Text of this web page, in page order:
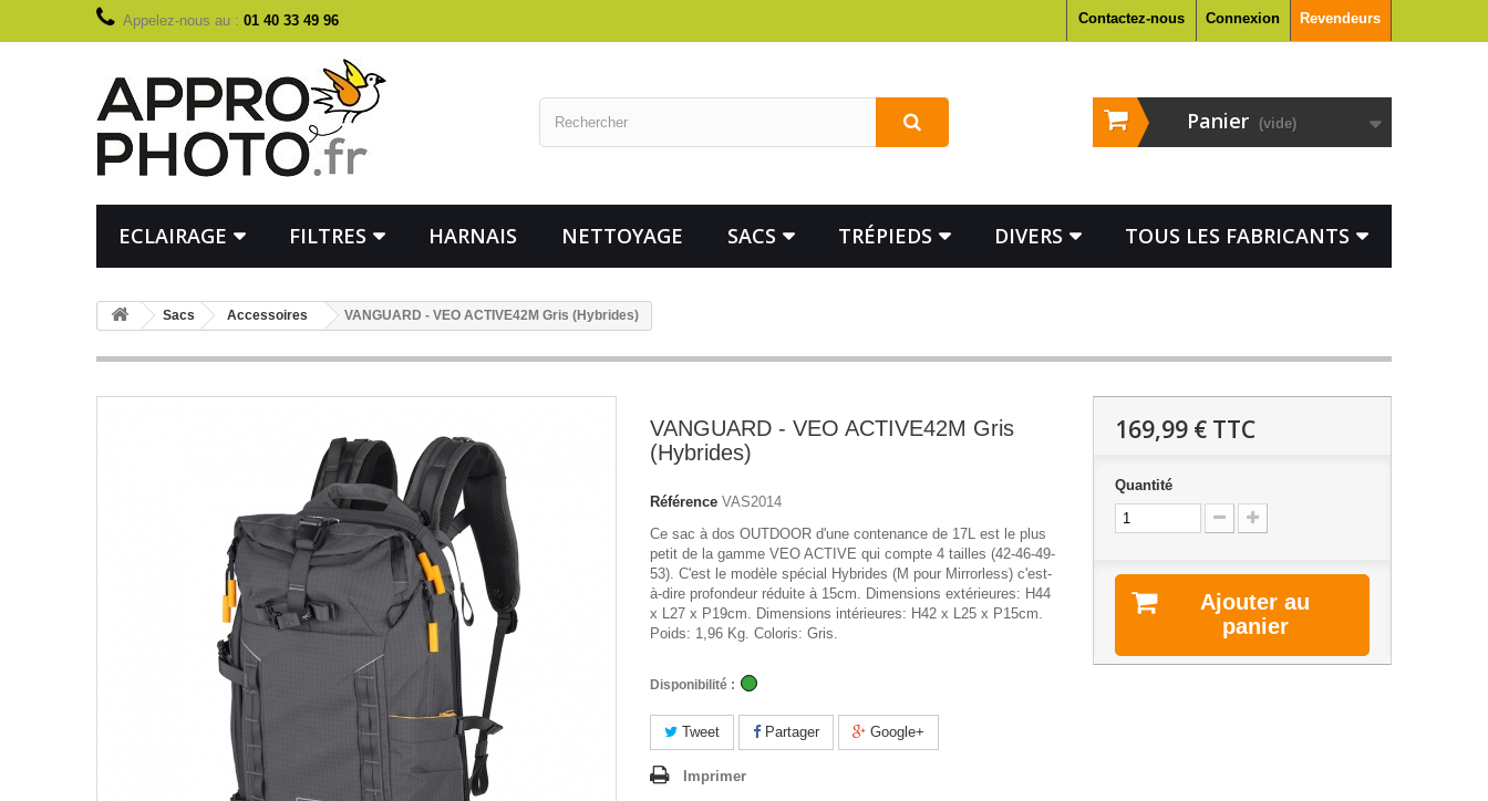
Connexion Revendeurs
Contactez-nous
Appelez-nous au : 01 40 33 49 96
Panier (vide)
ECLAIRAGE FILTRES HARNAIS NETTOYAGE SACS TRÉPIEDS DIVERS TOUS LES FABRICANTS
Sacs Accessoires VANGUARD - VEO ACTIVE42M Gris (Hybrides)
VANGUARD - VEO ACTIVE42M Gris
(Hybrides)
Référence VAS2014
Ce sac à dos OUTDOOR d'une contenance de 17L est le plus
petit de la gamme VEO ACTIVE qui compte 4 tailles (42-46-49-
53). C'est le modèle spécial Hybrides (M pour Mirrorless) c'est-
à-dire profondeur réduite à 15cm. Dimensions extérieures: H44
x L27 x P19cm. Dimensions intérieures: H42 x L25 x P15cm.
Poids: 1,96 Kg. Coloris: Gris.
Disponibilité :
Tweet Partager Google+
Imprimer
169,99 €TTC
Quantité
Ajouter au
panier